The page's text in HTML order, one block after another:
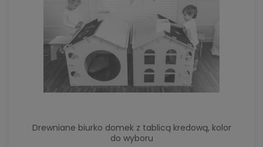
Drewniane biurko domek z tablicą kredową, kolor
do wyboru